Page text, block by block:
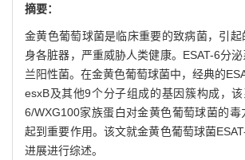
摘要：
金黄色葡萄球菌是临床重要的致病菌，引
身各脏器，严重威胁人类健康。ESAT-6分
兰阳性菌。在金黄色葡萄球菌中，经典的
esxB及其他9个分子组成的基因簇构成，该
6/WXG100家族蛋白对金黄色葡萄球菌的
起到重要作用。该文就金黄色葡萄球菌
进展进行综述。